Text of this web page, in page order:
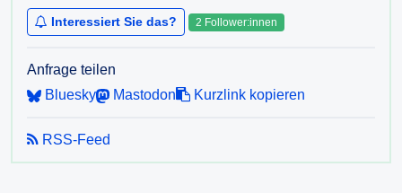
und die Möglichkeit der Kostenreduktion durch
gemeinsame Grabungsarbeiten konnte mangels Stillstands
Interessiert Sie das? 2 Follower:innen
Anfrage teilen
Bluesky
Mastodon Kurzlink kopieren
RSS-Feed